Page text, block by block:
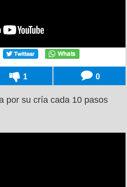
1 0
por su cría cada 10 pasos